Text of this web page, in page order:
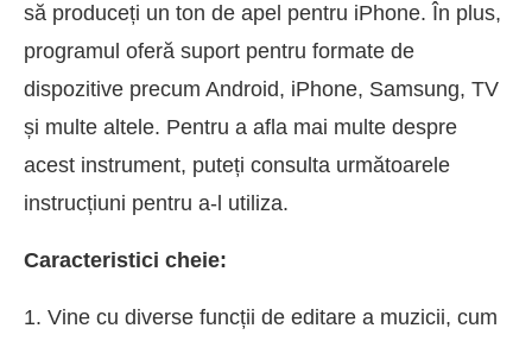
să produceți un ton de apel pentru iPhone. În plus,
programul oferă suport pentru formate de
dispozitive precum Android, iPhone, Samsung, TV
și multe altele. Pentru a afla mai multe despre
acest instrument, puteți consulta următoarele
instrucțiuni pentru a-l utiliza.
Caracteristici cheie:
1. Vine cu diverse funcții de editare a muzicii, cum